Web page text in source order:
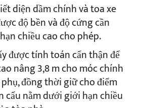
diện dầm chính và toa xe
độ bền và độ cứng cần
chiều cao cho phép.
được tính toán cẩn thận để
nâng 3,8 m cho móc chính
đồng thời giữ cho điểm
cẩu nằm dưới giới hạn chiều